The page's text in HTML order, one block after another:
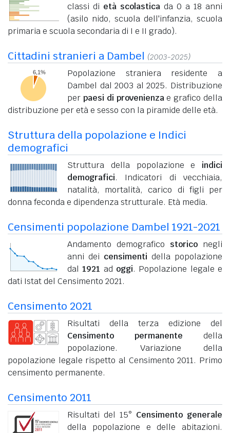
classi di età scolastica da 0 a 18 anni
(asilo nido, scuola dell'infanzia, scuola
primaria e scuola secondaria di I e II grado).
Cittadini stranieri a Dambel (2003-2025)
Popolazione straniera residente a
Dambel dal 2003 al 2025. Distribuzione
per paesi di provenienzae grafico della
distribuzione per età e sesso con la piramide delle età.
Struttura della popolazione e Indici
demografici
Struttura della popolazione e indici
demografici. Indicatori di vecchiaia,
natalità, mortalità, carico di figli per
donna feconda e dipendenza strutturale. Età media.
Censimenti popolazione Dambel 1921-2021
Andamento demografico storico negli
anni dei censimenti della popolazione
dal1921 ad oggi. Popolazione legale e
dati Istat del Censimento 2021.
Censimento 2021
Risultati della terza edizione del
Censimento permanente della
popolazione. Variazione della
popolazione legale rispetto al Censimento 2011. Primo
censimento permanente.
Censimento 2011
Risultati del 15° Censimento generale
della popolazione e delle abitazioni.